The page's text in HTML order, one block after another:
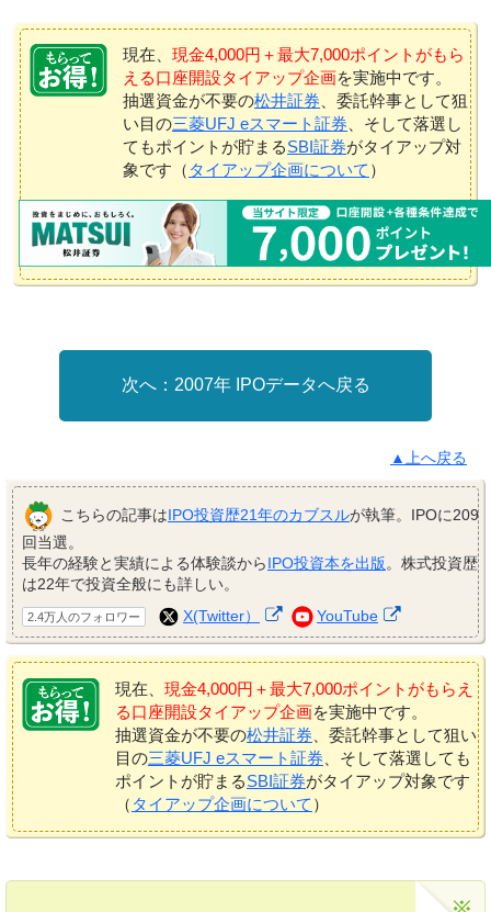
現在、 現金4,000円＋最大7,000ポイントがもら
える口座開設タイアップ企画を実施中です。
抽選資金が不要の松井証券 、委託幹事として狙
い目の三菱UFJ eスマート証券 、そして落選し
てもポイントが貯まるSBI証券がタイアップ対
象です（ タイアップ企画について ）
2007年 IPOデータへ戻る
▲上へ戻る
こちらの記事はIPO投資歴21年のカブスルが執筆。IPOに209
回当選。
長年の経験と実績による体験談からIPO投資本を出版。株式投資歴
は22年で投資全般にも詳しい。
2.4万人のフォロワー X(Twitter） YouTube
現在、 現金4,000円＋最大7,000ポイントがもらえ
る口座開設タイアップ企画を実施中です。
抽選資金が不要の松井証券 、委託幹事として狙い
目の三菱UFJ eスマート証券 、そして落選しても
ポイントが貯まるSBI証券がタイアップ対象です
（ タイアップ企画について ）